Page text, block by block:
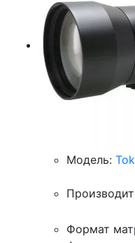
Модель:
Формат